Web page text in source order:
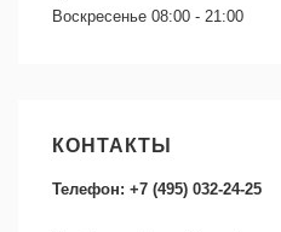
Воскресенье 08:00 - 21:00
КОНТАКТЫ
Телефон: +7 (495) 032-24-25